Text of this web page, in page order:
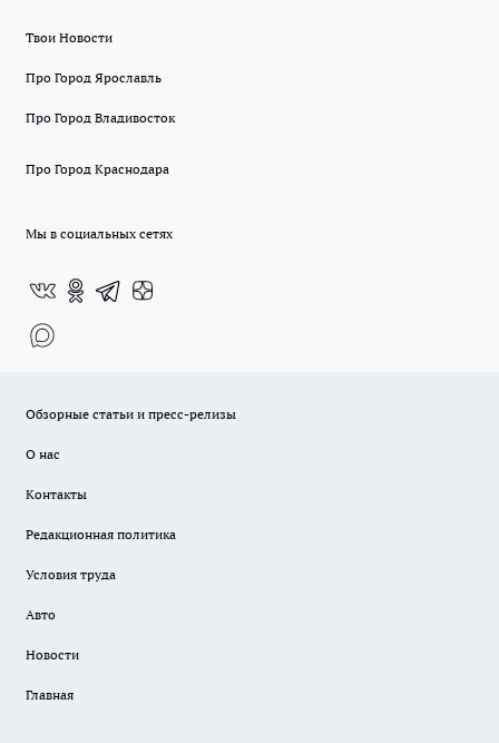
Твои Новости
Про Город Ярославль
Про Город Владивосток
Про Город Краснодара
Мы в социальных сетях
Обзорные статьи и пресс-релизы
О нас
Контакты
Редакционная политика
Условия труда
Авто
Новости
Главная